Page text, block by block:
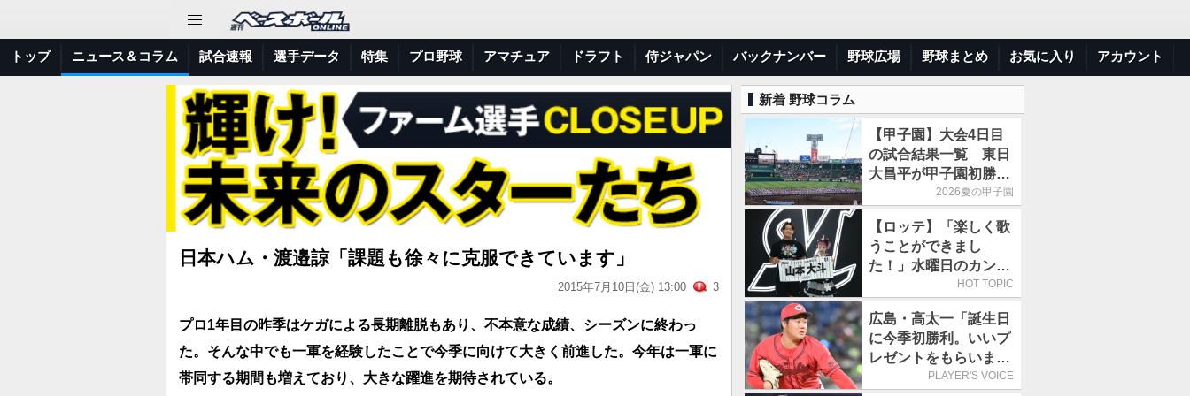
トップ ニュース＆コラム 試合速報 選手データ 特集 プロ野球 アマチュア ドラフト 侍ジャパン バックナンバー 野球広場 野球まとめ お気に入り アカウント
日本ハム・渡邉諒「課題も徐々に克服できています」
2015年7月10日(金) 13:00 3
プロ1年目の昨季はケガによる長期離脱もあり、不本意な成績、シーズンに終わっ
た。そんな中でも一軍を経験したことで今季に向けて大きく前進した。今年は一軍に
帯同する期間も増えており、大きな躍進を期待されている。
新着 野球コラム
【甲子園】大会4日目
の試合結果一覧 東日
大昌平が甲子園初勝
利、青森山田は1点差
2026夏の甲子園
【ロッテ】「楽しく歌
うことができまし
た！」水曜日のカンパ
ネラ、8月8日のオリッ
に来場
HOT TOPIC
広島・高太一「誕生日
に今季初勝利。いいプ
レゼントをもらいまし
た」／バースデー星
PLAYER'S VOICE